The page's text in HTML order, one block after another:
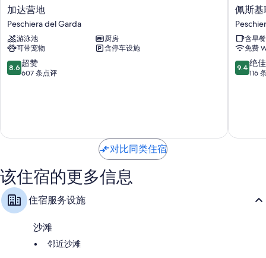
衣柜/壁橱、露台和简易厨房
加
达
营
地
Peschiera
del
Garda
加达营地
Peschiera del Garda
游泳池
厨房
可带宠物
含停车设施
8.6
分，
607
评
8.6 超赞
607 条点评
佩
斯
基
耶
拉
贝
尔
del
佩斯基
含早餐
免费
9.4
分，
116
9.4 绝佳
116
对比同类住宿
该住宿的更多信息
住宿服务设施
沙滩
邻近沙滩